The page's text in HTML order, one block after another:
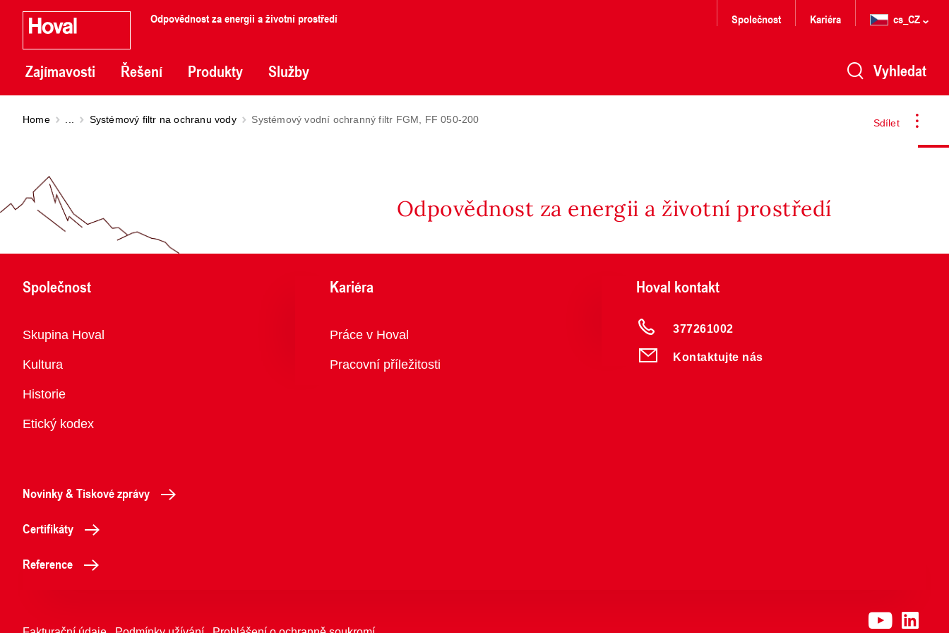
Odpovědnost za energii a životní prostředí
Zajímavosti Řešení Produkty Služby
Společnost Kariéra cs_CZ
Vyhledat
Sdílet
Home Systémový filtr na ochranu vody Systémový vodní ochranný filtr FGM, FF 050-200
Odpovědnost za energii a životní prostředí
Společnost
Přehled
Skupina Hoval
Kultura
Historie
Etický kodex
Kariéra
Přehled
Práce v Hoval
Pracovní příležitosti
Hoval kontakt
377261002
Kontaktujte nás
Novinky & Tiskové zprávy
Certifikáty
Reference